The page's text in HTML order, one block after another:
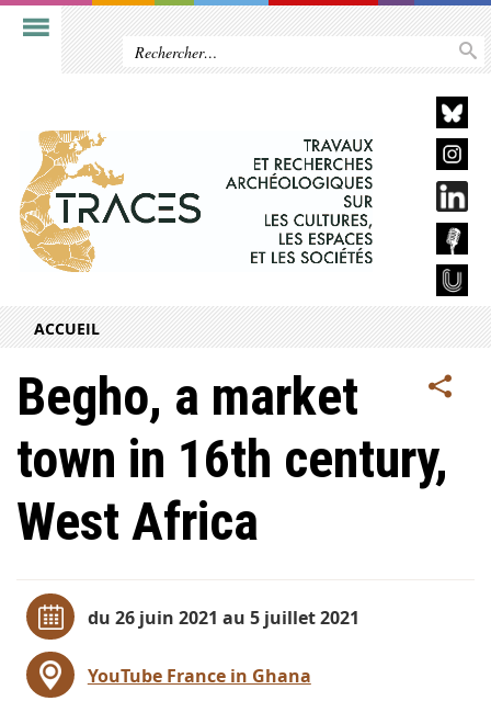
ACCUEIL
Begho, a market
town in 16th century,
West Africa
du 26 juin 2021 au 5 juillet 2021
YouTube France in Ghana